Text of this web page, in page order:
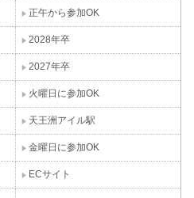
正午から参加OK
2028年卒
2027年卒
火曜日に参加OK
天王洲アイル駅
金曜日に参加OK
ECサイト